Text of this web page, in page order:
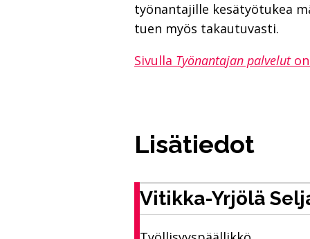
työnantajille kesätyötukea
tuen myös takautuvasti.
Sivulla Työnantajan palveluton
Lisätiedot
Vitikka-Yrjölä